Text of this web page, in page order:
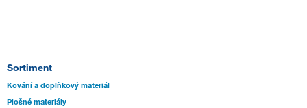
Sortiment
Kování a doplňkový materiál
Plošné materiály